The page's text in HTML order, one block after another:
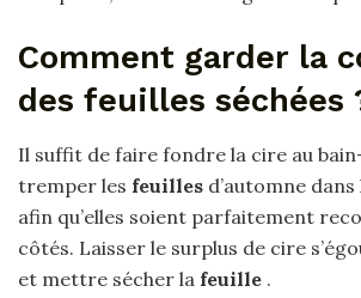
Comment garder la
des feuilles séchées
Il suffit de faire fondre la cire au
tremper les feuilles d’automne
afin qu’elles soient parfaitement
côtés. Laisser le surplus de cire
et mettre sécher la feuille .